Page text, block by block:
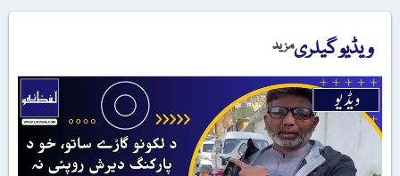
ویڈیو گیلریمزید